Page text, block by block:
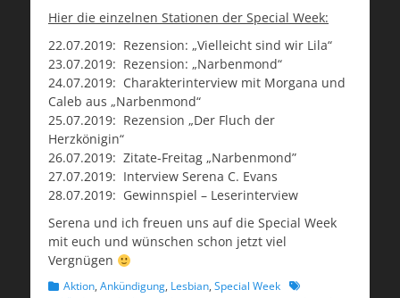
Hier die einzelnen Stationen der Special Week:
22.07.2019: Rezension: „Vielleicht sind wir Lila“
23.07.2019: Rezension: „Narbenmond“
24.07.2019: Charakterinterview mit Morgana und
Caleb aus „Narbenmond“
25.07.2019: Rezension „Der Fluch der
Herzkönigin“
26.07.2019: Zitate-Freitag „Narbenmond”
27.07.2019: Interview Serena C. Evans
28.07.2019: Gewinnspiel – Leserinterview
Serena und ich freuen uns auf die Special Week
mit euch und wünschen schon jetzt viel
Vergnügen
Kategorien
Aktion, Ankündigung, Lesbian, Special Week Schlagworte